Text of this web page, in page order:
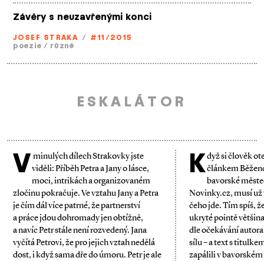
Závěry s neuzavřenými konci
JOSEF STRAKA / #11/2015
poezie / různé
ESKALÁTOR
V
minulých dílech Strakovky jste
viděli: Příběh Petra a Jany o lásce,
moci, intrikách a organizovaném
zločinu pokračuje. Ve vztahu Jany a Petra
je čím dál více patrné, že partnerství
a práce jdou dohromady jen obtížně,
a navíc Petr stále není rozvedený. Jana
vyčítá Petrovi, že pro jejich vztah nedělá
dost, i když sama dře do úmoru. Petr je ale
K
dyž si člověk
článkem
bavorské
Novinky.cz, musí už
čeho jde. Tím spíš,
ukryté pointě
dle očekávání
sílu – a text s
zapálili v